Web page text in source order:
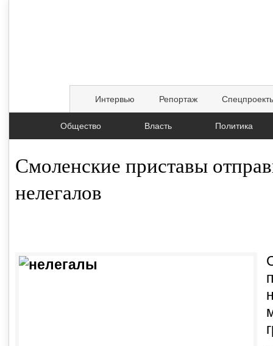
Интервью Репортаж
Общество Власть Политика
Смоленские приставы
нелегалов